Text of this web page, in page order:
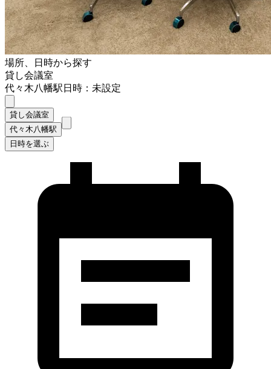
場所、日時から探す
貸し会議室
代々木八幡駅日時：未設定
貸し会議室
代々木八幡駅
日時を選ぶ